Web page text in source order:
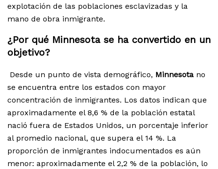
explotación de las poblaciones esclavizadas y la
mano de obra inmigrante.
¿Por qué Minnesota se ha convertido en un
objetivo?
Desde un punto de vista demográfico, Minnesota no
se encuentra entre los estados con mayor
concentración de inmigrantes. Los datos indican que
aproximadamente el 8,6 % de la población estatal
nació fuera de Estados Unidos, un porcentaje inferior
al promedio nacional, que supera el 14 %. La
proporción de inmigrantes indocumentados es aún
menor: aproximadamente el 2,2 % de la población, lo